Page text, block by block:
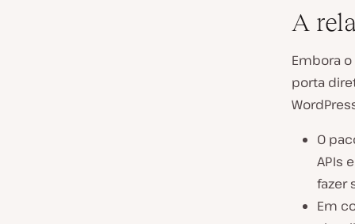
A
Embora
porta
O
APIs
fazer
Em